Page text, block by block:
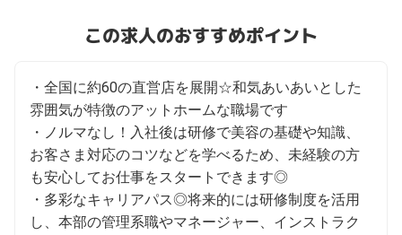
この求人のおすすめポイント
・全国に約60の直営店を展開☆和気あいあいとした
雰囲気が特徴のアットホームな職場です
・ノルマなし！入社後は研修で美容の基礎や知識、
お客さま対応のコツなどを学べるため、未経験の方
も安心してお仕事をスタートできます◎
・多彩なキャリアパス◎将来的には研修制度を活用
し、本部の管理系職やマネージャー、インストラク